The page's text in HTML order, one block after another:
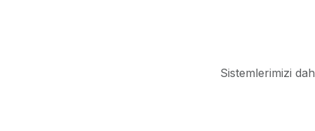
Sistemlerimizi